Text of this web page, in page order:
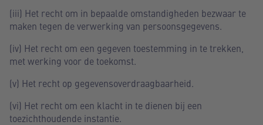
(iii) Het recht om in bepaalde omstandigheden bezwaar te
maken tegen de verwerking van persoonsgegevens.
(iv) Het recht om een gegeven toestemming in te trekken,
met werking voor de toekomst.
(v) Het recht op gegevensoverdraagbaarheid.
(vi) Het recht om een klacht in te dienen bij een
toezichthoudende instantie.